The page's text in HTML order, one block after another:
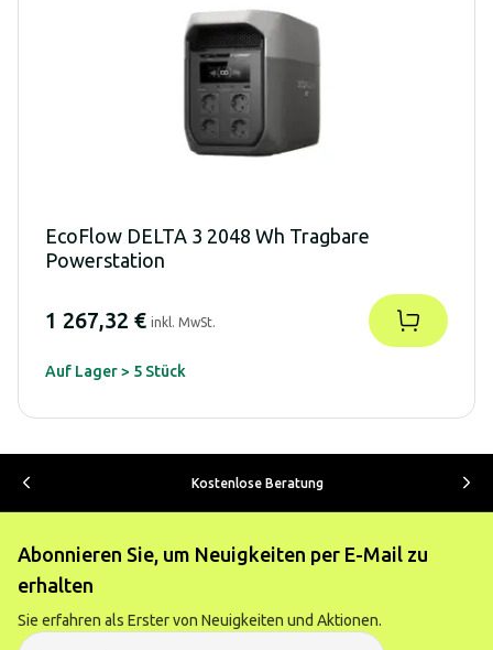
EcoFlow DELTA 3 2048 Wh Tragbare
Powerstation
1 267,32 € inkl. MwSt.
Auf Lager > 5 Stück
Kostenlose Beratung
Abonnieren Sie, um Neuigkeiten per E-Mail zu
erhalten
Sie erfahren als Erster von Neuigkeiten und Aktionen.